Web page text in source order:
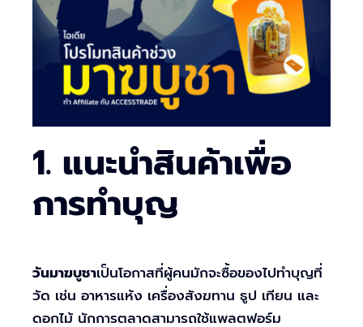
1. แนะนำสินค้าเพื่อ
การทำบุญ
วันมาฆบูชาเป็นโอกาสที่ผู้คนมักจะซื้อของไปทำบุญที่
วัด เช่น อาหารแห้ง เครื่องสังฆทาน ธูป เทียน และ
ดอกไม้ นักการตลาดสามารถใช้แพลตฟอร์ม